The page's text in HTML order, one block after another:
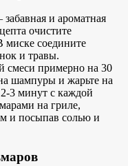
и ароматная
очистите
миске соедините
и травы.
смеси примерно на 30
шампуры и жарьте на
3 минут с каждой
на гриле,
и посыпав солью и